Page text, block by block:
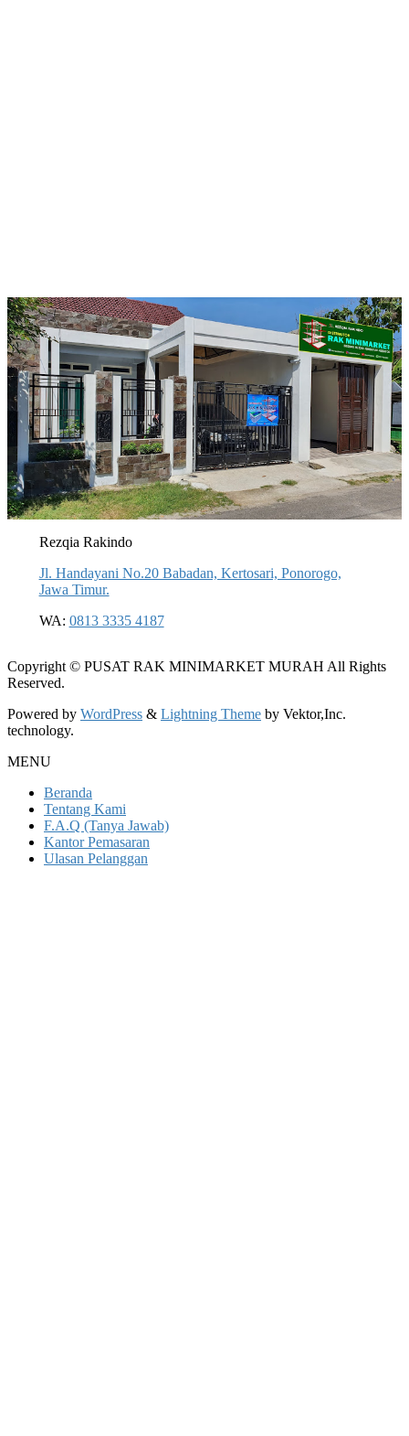
Rezqia Rakindo
Jl. Handayani No.20 Babadan, Kertosari, Ponorogo,
Jawa Timur.
WA: 0813 3335 4187
Copyright © PUSAT RAK MINIMARKET MURAH All Rights
Reserved.
Powered by WordPress & Lightning Theme by Vektor,Inc.
technology.
MENU
Beranda
Tentang Kami
F.A.Q (Tanya Jawab)
Kantor Pemasaran
Ulasan Pelanggan